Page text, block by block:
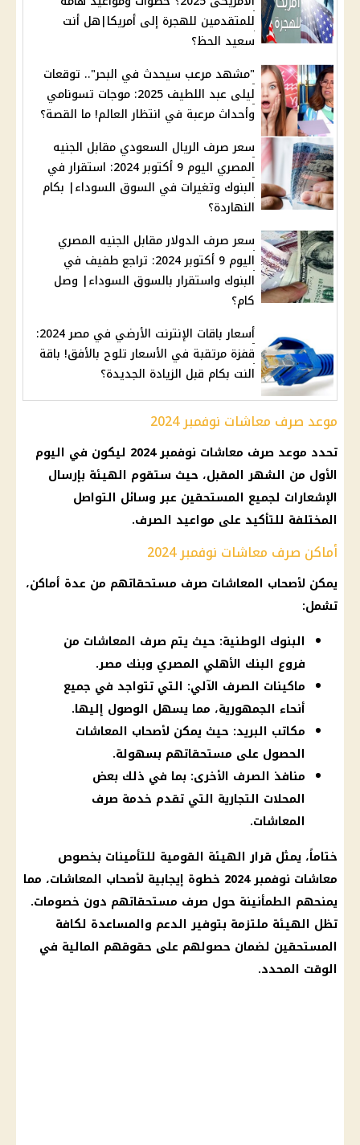
للمتقدمين للهجرة إلى أمريكا|هل أنت
سعيد الحظ؟
"مشهد مرعب سيحدث في البحر".. توقعات
ليلى عبد اللطيف 2025: موجات تسونامي
وأحداث مرعبة في انتظار العالم! ما القصة؟
سعر صرف الريال السعودي مقابل الجنيه
المصري اليوم 9 أكتوبر 2024: استقرار في
البنوك وتغيرات في السوق السوداء| بكام
النهاردة؟
سعر صرف الدولار مقابل الجنيه المصري
اليوم 9 أكتوبر 2024: تراجع طفيف في
البنوك واستقرار بالسوق السوداء| وصل
كام؟
أسعار باقات الإنترنت الأرضي في مصر 2024:
قفزة مرتقبة في الأسعار تلوح بالأفق! باقة
النت بكام قبل الزيادة الجديدة؟
موعد صرف معاشات نوفمبر 2024
تحدد موعد صرف معاشات نوفمبر2024 ليكون في
اليوم
الأول من الشهر المقبل، حيث ستقوم الهيئة بإرسال
الإشعارات لجميع المستحقين عبر وسائل التواصل
المختلفة للتأكيد على مواعيد الصرف.
أماكن صرف معاشات نوفمبر 2024
يمكن لأصحاب المعاشات صرف مستحقاتهم من عدة أماكن،
تشمل:
البنوك الوطنية: حيث يتم صرف المعاشات من
فروع البنك الأهلي المصري وبنك مصر.
ماكينات الصرف الآلي: التي تتواجد في جميع
أنحاء الجمهورية، مما يسهل الوصول إليها.
مكاتب البريد: حيث يمكن لأصحاب المعاشات
الحصول على مستحقاتهم بسهولة.
منافذ الصرف الأخرى: بما في ذلك بعض
المحلات التجارية التي تقدم خدمة صرف
المعاشات.
ختاماً، يمثل قرار الهيئة القومية للتأمينات بخصوص
معاشات نوفمبر 2024
خطوة إيجابية لأصحاب المعاشات، مما
يمنحهم الطمأنينة حول صرف مستحقاتهم دون خصومات.
تظل الهيئة ملتزمة بتوفيرالدعم والمساعدة لكافة
المستحقين لضمان حصولهم على حقوقهم المالية في
الوقت المحدد.